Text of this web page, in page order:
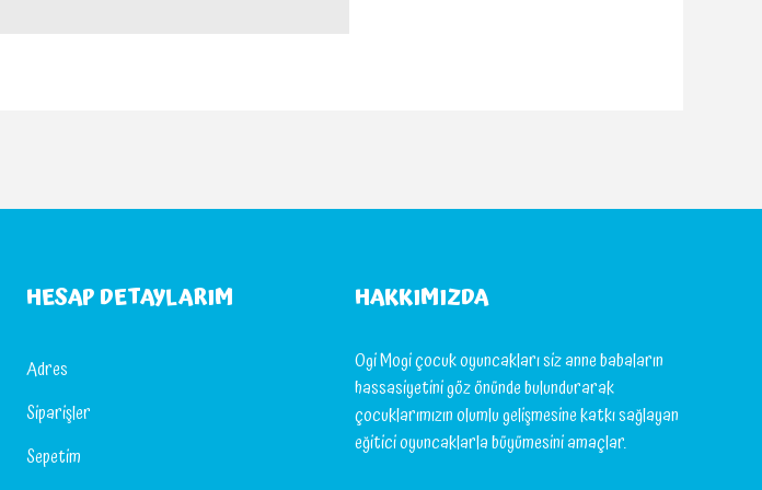
HESAP DETAYLARIM
Adres
Siparişler
Sepetim
HAKKIMIZDA
Ogi Mogi çocuk oyuncakları siz anne babaların
hassasiyetini göz önünde bulundurarak
çocuklarımızın olumlu gelişmesine katkı sağlayan
eğitici oyuncaklarla büyümesini amaçlar.